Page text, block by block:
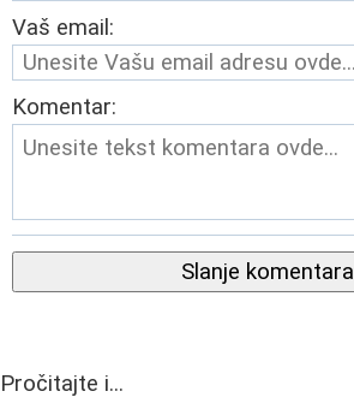
Vaš email:
Komentar:
Slanje komentara
Pročitajte i...